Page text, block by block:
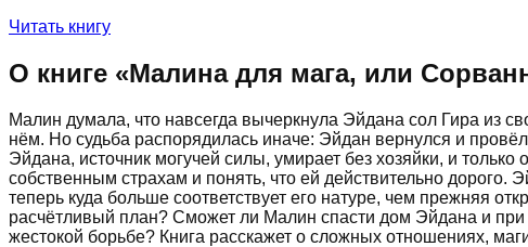
Читать книгу
О книге «Малина для мага, или
Малин думала, что навсегда вычеркнула Эйдана сол Гира из
нём. Но судьба распорядилась иначе: Эйдан вернулся и
Эйдана, источник могучей силы, умирает без хозяйки, и
собственным страхам и понять, что ей действительно дорого.
теперь куда больше соответствует его натуре, чем прежняя
расчётливый план? Сможет ли Малин спасти дом Эйдана и при
жестокой борьбе? Книга расскажет о сложных отношениях,